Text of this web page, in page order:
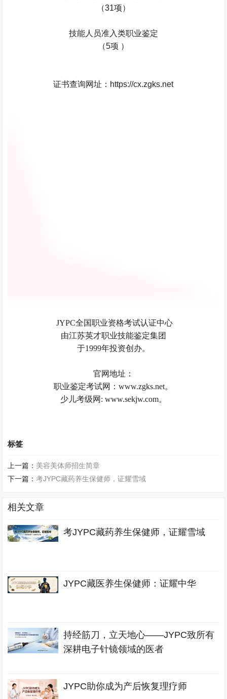
（31项）
技能人员准入类职业鉴定
（5项 ）
证书查询网址：https://cx.zgks.net
JYPC全国职业资格考试认证中心
由江苏英才职业技能鉴定集团
于1999年投资创办。
官网地址：
职业鉴定考试网：www.zgks.net。
少儿考级网: www.sekjw.com。
标签
上一篇： 美容美体师招生简章
下一篇：考JYPC藏药养生保健师，证耀雪域
相关文章
考JYPC藏药养生保健师，证耀雪域
JYPC藏医养生保健师：证耀中华
持经筋刀，立天地心——JYPC致所有
深耕电子针镜领域的医者
JYPC助你成为产后恢复理疗师